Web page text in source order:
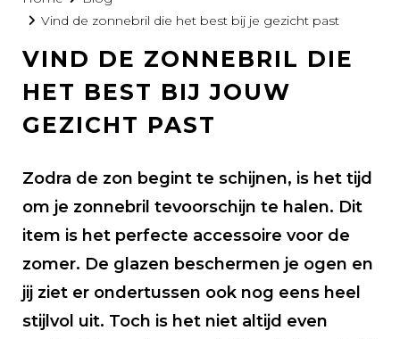
Vind de zonnebril die het best bij je gezicht past
VIND DE ZONNEBRIL DIE
HET BEST BIJ JOUW
GEZICHT PAST
Zodra de zon begint te schijnen, is het tijd
om je zonnebril tevoorschijn te halen. Dit
item is het perfecte accessoire voor de
zomer. De glazen beschermen je ogen en
jij ziet er ondertussen ook nog eens heel
stijlvol uit. Toch is het niet altijd even